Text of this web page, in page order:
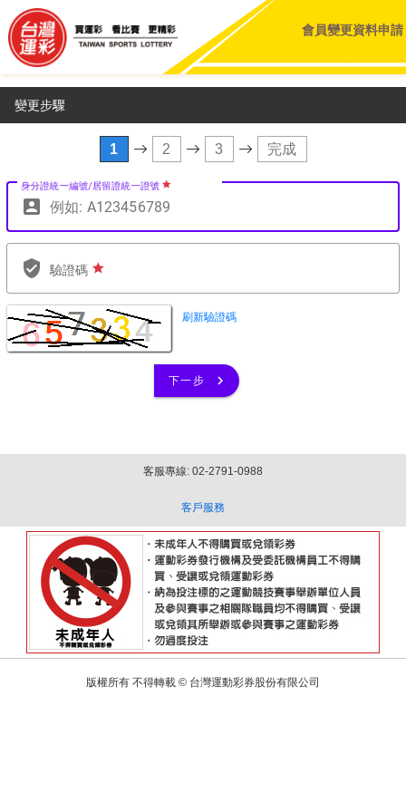
會員變更資料申請
變更步驟
1 2 3 完成
account_box
身分證統一編號/居留證統一證號 star_rate
verified_user 驗證碼 star_rate
下一步 navigate_next
客服專線: 02-2791-0988
客戶服務
版權所有 不得轉載 © 台灣運動彩券股份有限公司